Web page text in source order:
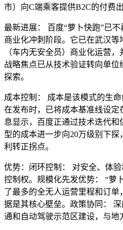
市）向C端乘客提供B2C的付费出
最新进展： 百度“萝卜快跑”已
商业化冲刺阶段。它已在武汉等
（车内无安全员）商业化运营
战略焦点已从技术验证转向单
探索。
成本控制： 成本是该模式的生
在发布时，已将成本基准线设定
息显示，百度正通过技术迭代
型的成本进一步向20万级别下
利转正拐点。
优势：闭环控制： 对安全、体
控制权。规模化先发优势： “萝
了最多的全无人运营里程和订
据是其核心壁垒。政策协同：
通和自动驾驶示范区建设，与地